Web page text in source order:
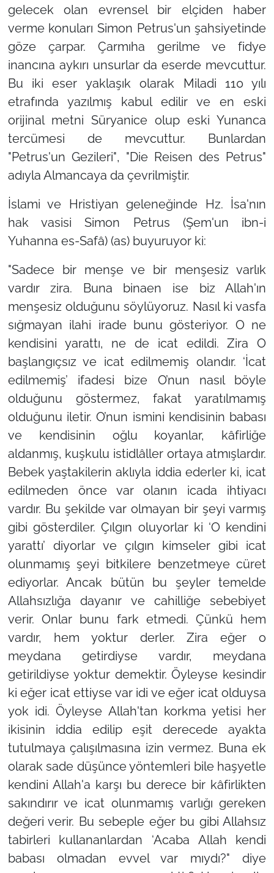
gelecek olan evrensel bir elçiden haber
verme konuları Simon Petrus'un şahsiyetinde
göze çarpar. Çarmıha gerilme ve fidye
inancına aykırı unsurlar da eserde mevcuttur.
Bu iki eser yaklaşık olarak Miladi 110 yılı
etrafında yazılmış kabul edilir ve en eski
orijinal metni Süryanice olup eski Yunanca
tercümesi de mevcuttur. Bunlardan
"Petrus'un Gezileri", "Die Reisen des Petrus"
adıyla Almancaya da çevrilmiştir.
İslami ve Hristiyan geleneğinde Hz. İsa'nın
hak vasisi Simon Petrus (Şem'un ibn-i
Yuhanna es-Safâ) (as) buyuruyor ki:
"Sadece bir menşe ve bir menşesiz varlık
vardır zira. Buna binaen ise biz Allah'ın
menşesiz olduğunu söylüyoruz. Nasıl ki vasfa
sığmayan ilahi irade bunu gösteriyor. O ne
kendisini yarattı, ne de icat edildi. Zira O
başlangıçsız ve icat edilmemiş olandır. ‘İcat
edilmemiş’ ifadesi bize O’nun nasıl böyle
olduğunu göstermez, fakat yaratılmamış
olduğunu iletir. O’nun ismini kendisinin babası
ve kendisinin oğlu koyanlar, kâfirliğe
aldanmış, kuşkulu istidlâller ortaya atmışlardır.
Bebek yaştakilerin aklıyla iddia ederler ki, icat
edilmeden önce var olanın icada ihtiyacı
vardır. Bu şekilde var olmayan bir şeyi varmış
gibi gösterdiler. Çılgın oluyorlar ki ‘O kendini
yarattı’ diyorlar ve çılgın kimseler gibi icat
olunmamış şeyi bitkilere benzetmeye cüret
ediyorlar. Ancak bütün bu şeyler temelde
Allahsızlığa dayanır ve cahilliğe sebebiyet
verir. Onlar bunu fark etmedi. Çünkü hem
vardır, hem yoktur derler. Zira eğer o
meydana getirdiyse vardır, meydana
getirildiyse yoktur demektir. Öyleyse kesindir
ki eğer icat ettiyse var idi ve eğer icat olduysa
yok idi. Öyleyse Allah'tan korkma yetisi her
ikisinin iddia edilip eşit derecede ayakta
tutulmaya çalışılmasına izin vermez. Buna ek
olarak sade düşünce yöntemleri bile haşyetle
kendini Allah'a karşı bu derece bir kâfirlikten
sakındırır ve icat olunmamış varlığı gereken
değeri verir. Bu sebeple eğer bu gibi Allahsız
tabirleri kullananlardan ‘Acaba Allah kendi
babası olmadan evvel var mıydı?" diye